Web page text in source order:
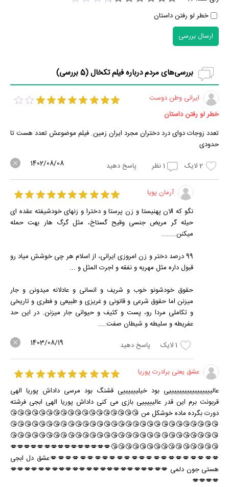
خطر لو رفتن داستان
ارسال بررسی
بررسی‌های مردم درباره فیلم تکخال (5بررسی)
ایرانی وطن دوست
خطر لو رفتن داستان
تعدد زوجات دوای درد دختران مجرد ایران زمین. فیلم موضوعش تعدد هست تا
حدودی
2لایک 1نظر پاسخ دهید 1402/08/08
آرمان پویا
نگو که الان پهنیستا و زن پرستا و دخترا و زنهای خودشیفته عقده ای
حیله گر مریض جنسی وقیح گستاخ، مثل گرگ هار بهت حمله
میکنن.......
99 درصد دختر و زن امروزی ایرانی، از اسلام هر چی خوشش میاد رو
قبول داره مثل مهریه و نفقه و اجرت المثل و ...
حقوق خودشونو خوب و شریف و انسانی و عادلانه میدونن و جار
میزنن اما حقوق شرعی و قانونی و غریزی و طبیعی و فطری و تاریخی
و تکاملی مردا رو، پست و کثیف و حیوانی جار میزنن. در این حد
عفریطه و سلیطه و شیطان صفت....
1لایک پاسخ دهید 1403/08/19
عشق یعنی برادرت پوریا
عالیییییییییییییییییی بود خیلییییییی قشنگ بود مرسی داداش پوریا الهی
قربونت برم این قدر عالیییییی بازی می کنی داداش پوریا الهی ابجی فرشته
دورت بگرده ماده خوشکل من 😘😘😘😘😘😘😘😘😘😘😘😘😘😘😘😘😘😘
😘😘😘😘😘😘😘😘😘😘😘😘😘😘😘😘😘😘😘😘😘😘😘😘😘😘😘😘😘
😘😘😘😘😘😘😘😘😘😘😘😘😘😘😘😘😘😘😘😘😘😘😘😘😘😘😘😘😘
😘😘😘😘😘😘😘😘😘😘😘😘😘😘😘💋💋💋💋💋💋💋💋💋💋💋💋💋💋💋
💋💋💋💋💋💋💋💋💋💋💋💋💋💋💋💋💋💋💋💋💋💋💋عشق دل ابجی
هستی جون دلمی 💋💋💋💋💋💋💋💋💋💋💋💋💋💋💋💋💋💋💋💋💋💋💋
💋💋💋💋